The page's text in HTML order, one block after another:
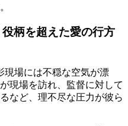
柄を超えた愛の行方
現場には不穏な空気が漂
現場を訪れ、監督に対して
など、理不尽な圧力が彼ら